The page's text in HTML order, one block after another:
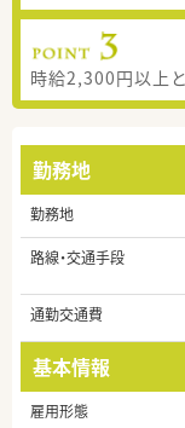
時給2,300円以上
勤務地
勤務地
路線・交通手段
通勤交通費
基本情報
雇用形態